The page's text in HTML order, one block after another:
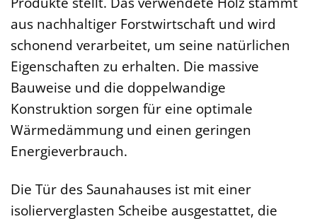
aus nachhaltiger Forstwirtschaft und wird
schonend verarbeitet, um seine natürlichen
Eigenschaften zu erhalten. Die massive
Bauweise und die doppelwandige
Konstruktion sorgen für eine optimale
Wärmedämmung und einen geringen
Energieverbrauch.
Die Tür des Saunahauses ist mit einer
isolierverglasten Scheibe ausgestattet, die